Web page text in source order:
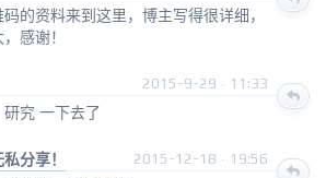
的资料来到这里，博主写得很详细，
感谢！
2015-9-29 · 11:33
究 一下去了
分享！ 2015-12-18 · 19:56